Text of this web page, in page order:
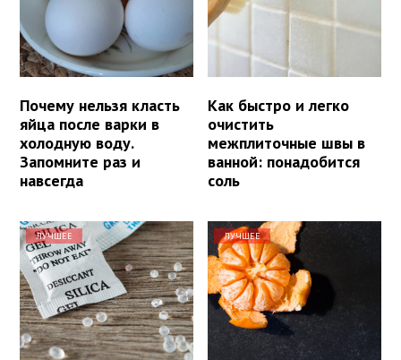
Почему нельзя класть
яйца после варки в
холодную воду.
Запомните раз и
навсегда
Как быстро и легко
очистить
межплиточные швы в
ванной: понадобится
соль
ЛУЧШЕЕ ЛУЧШЕЕ